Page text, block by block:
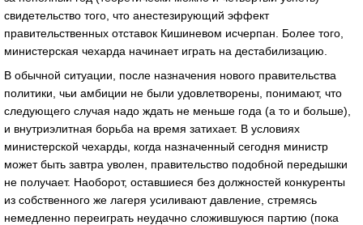
свидетельство того, что анестезирующий эффект
правительственных отставок Кишиневом исчерпан. Более того,
министерская чехарда начинает играть на дестабилизацию.
В обычной ситуации, после назначения нового правительства
политики, чьи амбиции не были удовлетворены, понимают, что
следующего случая надо ждать не меньше года (а то и больше),
и внутриэлитная борьба на время затихает. В условиях
министерской чехарды, когда назначенный сегодня министр
может быть завтра уволен, правительство подобной передышки
не получает. Наоборот, оставшиеся без должностей конкуренты
из собственного же лагеря усиливают давление, стремясь
немедленно переиграть неудачно сложившуюся партию (пока